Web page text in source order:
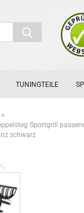
TUNINGTEILE
»
Sportgrill
schwarz